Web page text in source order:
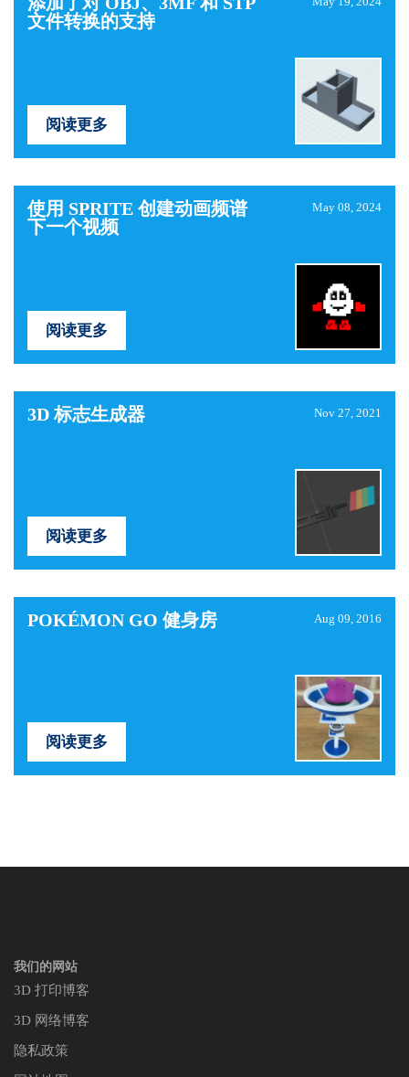
文件转换的支持
阅读更多
使用 SPRITE 创建动画频谱
下一个视频
May 08, 2024
阅读更多
3D 标志生成器 Nov 27, 2021
阅读更多
POKÉMON GO 健身房 Aug 09, 2016
阅读更多
我们的网站
3D 打印博客
3D 网络博客
隐私政策